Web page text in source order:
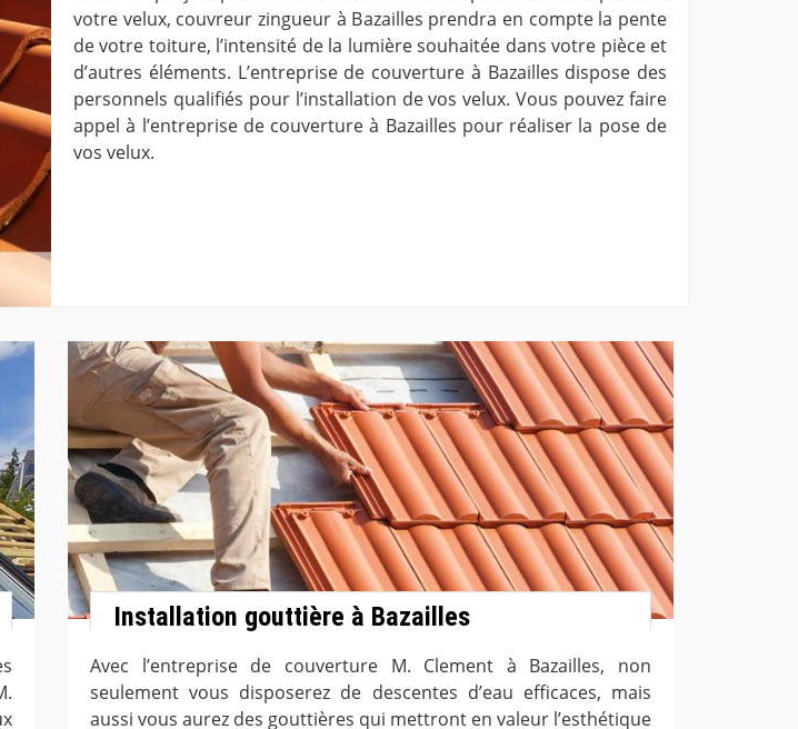
votre velux, couvreur zingueur à Bazailles prendra en compte la pente
de votre toiture, l’intensité de la lumière souhaitée dans votre pièce et
d’autres éléments. L’entreprise de couverture à Bazailles dispose des
personnels qualifiés pour l’installation de vos velux. Vous pouvez faire
appel à l’entreprise de couverture à Bazailles pour réaliser la pose de
vos velux.
Installation gouttière à Bazailles
Avec l’entreprise de couverture M. Clement à Bazailles, non
seulement vous disposerez de descentes d’eau efficaces, mais
aussi vous aurez des gouttières qui mettront en valeur l’esthétique